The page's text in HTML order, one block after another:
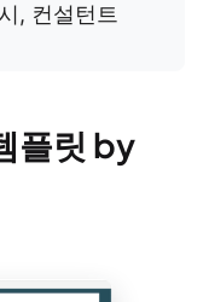
, 컨설턴트
플릿 by